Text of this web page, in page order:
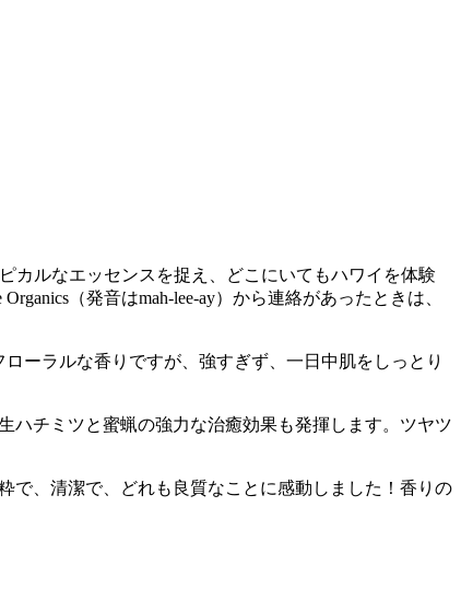
カルなエッセンスを捉え、どこにいてもハワイを体験
（発音はmah-lee-ay）から連絡があったときは、
ーラルな香りですが、強すぎず、一日中肌をしっとり
ハチミツと蜜蝋の強力な治癒効果も発揮します。ツヤツ
で、清潔で、どれも良質なことに感動しました！香りの